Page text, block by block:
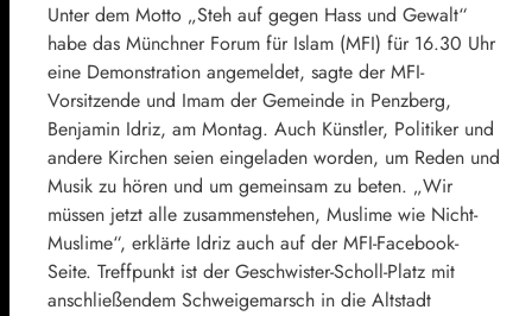
Unter dem Motto „Steh auf gegen Hass und Gewalt“
habe das Münchner Forum für Islam (MFI) für 16.30 Uhr
eine Demonstration angemeldet, sagte der MFI-
Vorsitzende und Imam der Gemeinde in Penzberg,
Benjamin Idriz, am Montag. Auch Künstler, Politiker und
andere Kirchen seien eingeladen worden, um Reden und
Musik zu hören und um gemeinsam zu beten. „Wir
müssen jetzt alle zusammenstehen, Muslime wie Nicht-
Muslime“, erklärte Idriz auch auf der MFI-Facebook-
Seite. Treffpunkt ist der Geschwister-Scholl-Platz mit
anschließendem Schweigemarsch in die Altstadt